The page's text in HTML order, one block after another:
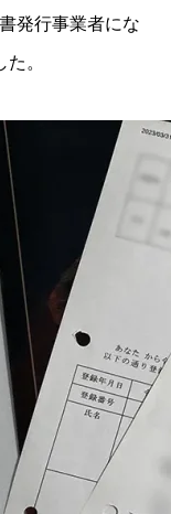
発行事業者にな
。